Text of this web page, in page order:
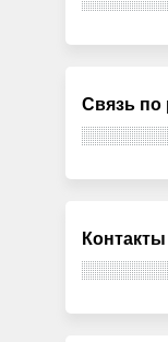
Связь по
Контакты